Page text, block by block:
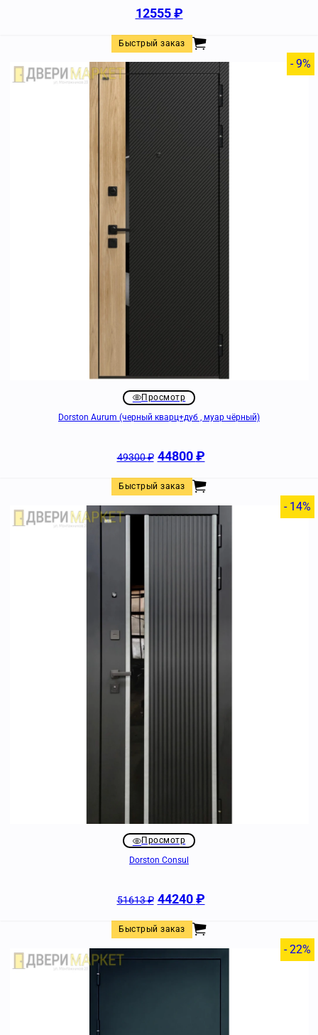
12555₽
Быстрый заказ
- 9%
Просмотр
Dorston Aurum (черный кварц+дуб , муар чёрный)
49300₽ 44800₽
Быстрый заказ
- 14%
Просмотр
Dorston Consul
51613₽ 44240₽
Быстрый заказ
- 22%